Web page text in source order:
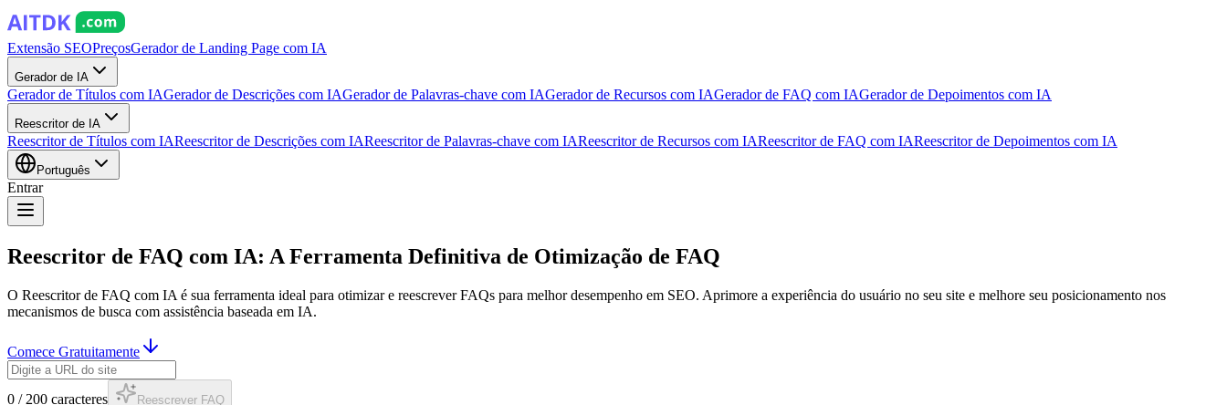
Extensão SEOPreçosGerador de Landing Page com IA
Gerador de IA
Gerador de Títulos com IAGerador de Descrições com IAGerador de Palavras-chave com IAGerador de Recursos com IAGerador de FAQ com IAGerador de Depoimentos com IA
Reescritor de IA
Reescritor de Títulos com IAReescritor de Descrições com IAReescritor de Palavras-chave com IAReescritor de Recursos com IAReescritor de FAQ com IAReescritor de Depoimentos com IA
Português
Entrar
Reescritor de FAQ com IA: A Ferramenta Definitiva de Otimização de FAQ
O Reescritor de FAQ com IA é sua ferramenta ideal para otimizar e reescrever FAQs para melhor desempenho em SEO. Aprimore a experiência do usuário no seu site e melhore seu posicionamento nos
mecanismos de busca com assistência baseada em IA.
Comece Gratuitamente
0 / 200 caracteres Reescrever FAQ